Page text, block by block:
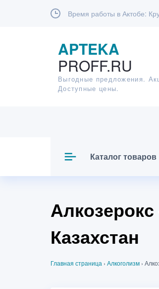
Время работы в Актобе:
APTEKA
PROFF.RU
Выгодные предложения.
Доступные цены.
Каталог товаров
Казахстан
Главная страница › Алкоголизм ›